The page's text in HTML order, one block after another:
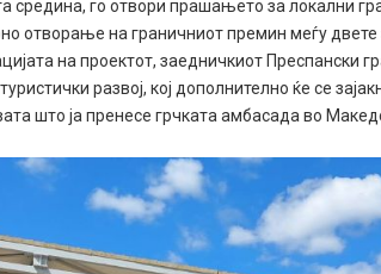
средина, го отвори прашањето за локални
отворање на граничниот премин меѓу двете
на проектот, заедничкиот Преспански
развој, кој дополнително ќе се
што ја пренесе грчката амбасада во